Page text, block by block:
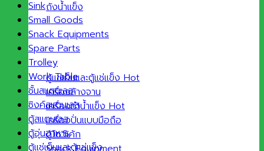
ถังน้ำแข็ง
ตู้แช่เย็นและตู้แช่แข็ง
เครื่องล้างจาน
เครื่องทำน้ำแข็ง
เครื่องปั่นแบบมือถือ
ตู้โชว์เค้ก
Sink
Small Goods
Snack Equipments
Spare Parts
Trolley
Work Table
ชั้นสแตนเลส
ซิงค์สแตนเลส
ตู้สแตนเลส
ตู้อุ่นอาหาร
ตู้แช่เย็นและตู้แช่แข็ง